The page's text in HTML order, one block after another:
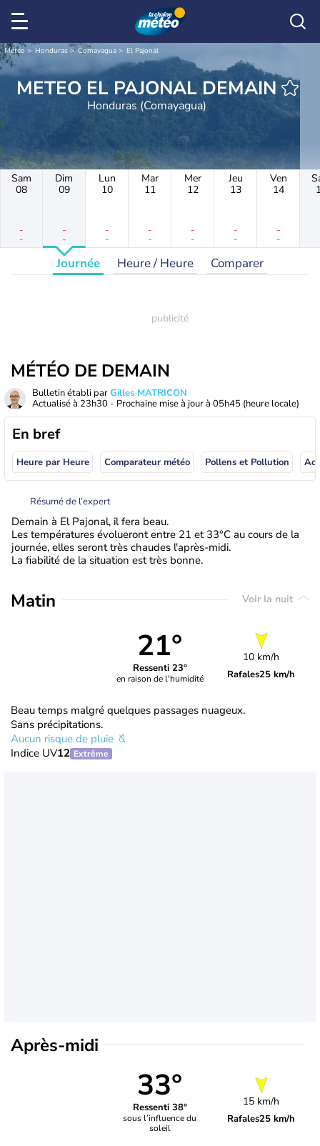
Météo Honduras Comayagua El Pajonal
METEO EL PAJONAL DEMAIN
Honduras (Comayagua)
Sam
08
-
-
Dim
09
-
-
Lun
10
-
-
Mar
11
-
-
Mer
12
-
-
Jeu
13
-
-
Ven
14
-
-
Journée Heure / Heure Comparer
MÉTÉO DE DEMAIN
Bulletin établi parGilles MATRICON
Actualisé à 23h30 - Prochaine mise à jour à 05h45 (heure locale)
En bref
Heure par Heure Comparateur météo Pollens et Pollution
Résumé de l’expert
Demain à El Pajonal, il fera beau.
Les températures évolueront entre 21 et 33°C au cours de la
journée, elles seront très chaudes l'après-midi.
La fiabilité de la situation est très bonne.
Matin Voir la nuit
21°
Ressenti 23°
en raison de l'humidité
10 km/h
Rafales25 km/h
Beau temps malgré quelques passages nuageux.
Sans précipitations.
Aucun risque de pluie
Indice UV12 Extrême
Après-midi
33°
Ressenti 38°
sous l’influence du
soleil
15 km/h
Rafales25 km/h